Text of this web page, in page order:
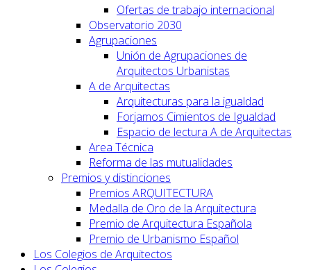
Ofertas de trabajo internacional
Observatorio 2030
Agrupaciones
Unión de Agrupaciones de
Arquitectos Urbanistas
A de Arquitectas
Arquitecturas para la igualdad
Forjamos Cimientos de Igualdad
Espacio de lectura A de Arquitectas
Area Técnica
Reforma de las mutualidades
Premios y distinciones
Premios ARQUITECTURA
Medalla de Oro de la Arquitectura
Premio de Arquitectura Española
Premio de Urbanismo Español
Los Colegios de Arquitectos